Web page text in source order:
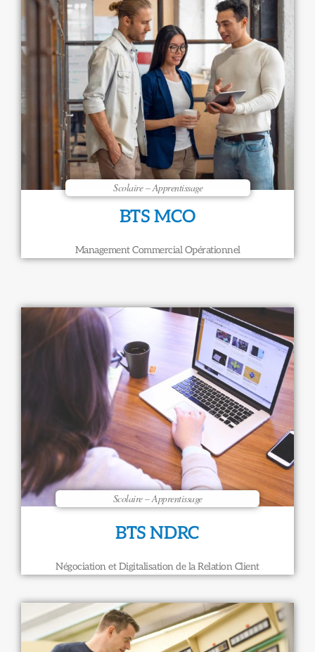
BTS MCO
Management Commercial Opérationnel
Scolaire – Apprentissage
BTS NDRC
Négociation et Digitalisation de la Relation Client
Scolaire – Apprentissage